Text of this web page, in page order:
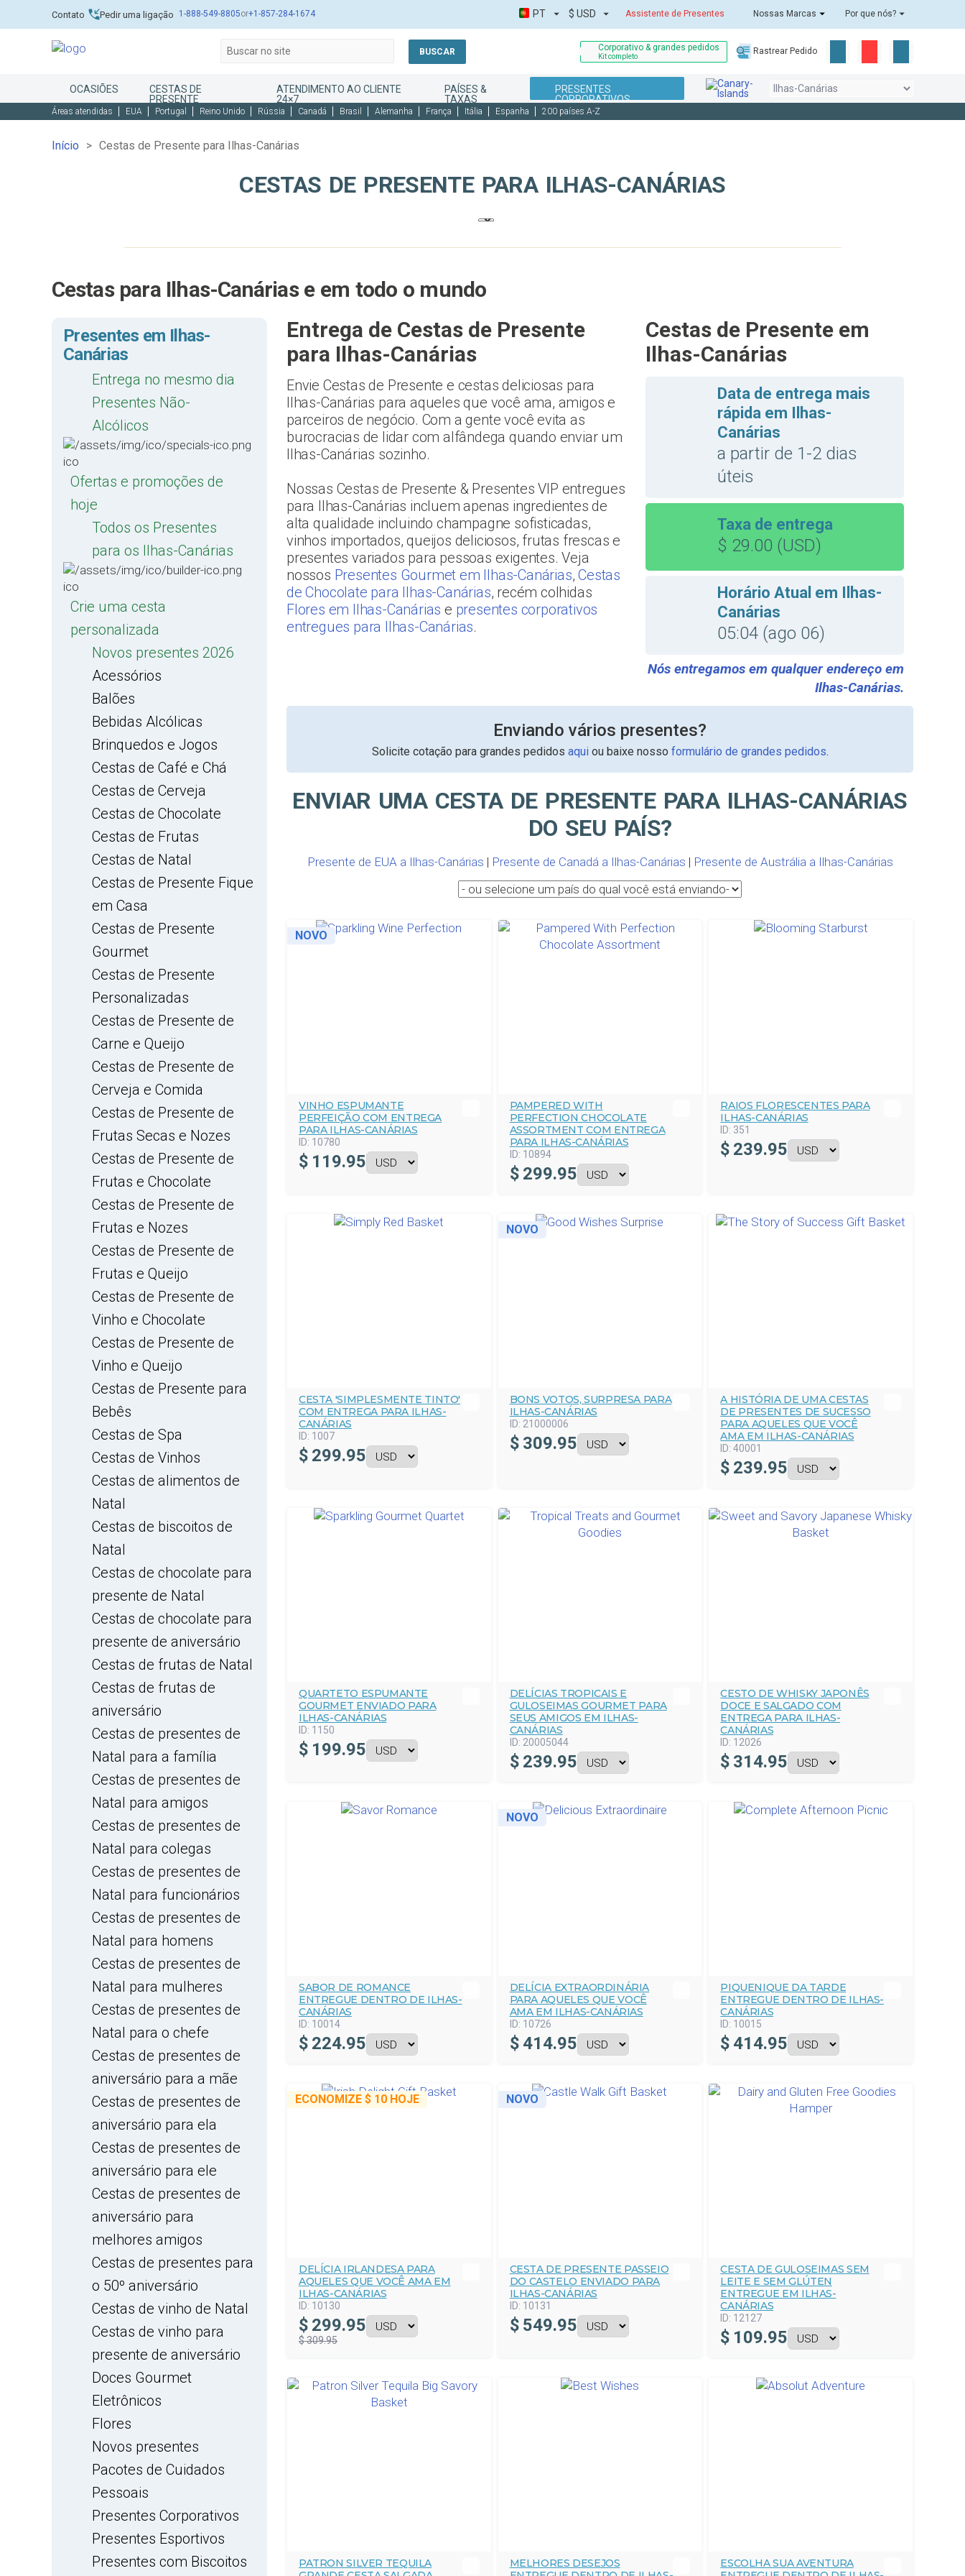
Contato Pedir uma ligação 1-888-549-8805or+1-857-284-1674 Assistente de Presentes Nossas Marcas Por que nós?
PT $ USD
BUSCAR Corporativo & grandes pedidos
Kit completo
Rastrear Pedido
OCASIÕES
CESTAS DE
PRESENTE
ATENDIMENTO AO CLIENTE
24×7
PAÍSES &
TAXAS
PRESENTES
CORPORATIVOS
Áreas atendidas EUA Portugal Reino Unido Rússia Canadá Brasil Alemanha França Itália Espanha 200 países A-Z
Início Cestas de Presente para Ilhas-Canárias
CESTAS DE PRESENTE PARA ILHAS-CANÁRIAS
Cestas para Ilhas-Canárias e em todo o mundo
Presentes em Ilhas-
Canárias
Entrega no mesmo dia
Presentes Não-
Alcólicos
Ofertas e promoções de
hoje
Todos os Presentes
para os Ilhas-Canárias
Crie uma cesta
personalizada
Novos presentes 2026
Acessórios
Balões
Bebidas Alcólicas
Brinquedos e Jogos
Cestas de Café e Chá
Cestas de Cerveja
Cestas de Chocolate
Cestas de Frutas
Cestas de Natal
Cestas de Presente Fique
em Casa
Cestas de Presente
Gourmet
Cestas de Presente
Personalizadas
Cestas de Presente de
Carne e Queijo
Cestas de Presente de
Cerveja e Comida
Cestas de Presente de
Frutas Secas e Nozes
Cestas de Presente de
Frutas e Chocolate
Cestas de Presente de
Frutas e Nozes
Cestas de Presente de
Frutas e Queijo
Cestas de Presente de
Vinho e Chocolate
Cestas de Presente de
Vinho e Queijo
Cestas de Presente para
Bebês
Cestas de Spa
Cestas de Vinhos
Cestas de alimentos de
Natal
Cestas de biscoitos de
Natal
Cestas de chocolate para
presente de Natal
Cestas de chocolate para
presente de aniversário
Cestas de frutas de Natal
Cestas de frutas de
aniversário
Cestas de presentes de
Natal para a família
Cestas de presentes de
Natal para amigos
Cestas de presentes de
Natal para colegas
Cestas de presentes de
Natal para funcionários
Cestas de presentes de
Natal para homens
Cestas de presentes de
Natal para mulheres
Cestas de presentes de
Natal para o chefe
Cestas de presentes de
aniversário para a mãe
Cestas de presentes de
aniversário para ela
Cestas de presentes de
aniversário para ele
Cestas de presentes de
aniversário para
melhores amigos
Cestas de presentes para
o 50º aniversário
Cestas de vinho de Natal
Cestas de vinho para
presente de aniversário
Doces Gourmet
Eletrônicos
Flores
Novos presentes
Pacotes de Cuidados
Pessoais
Presentes Corporativos
Presentes Esportivos
Presentes com Biscoitos
Entrega de Cestas de Presente
para Ilhas-Canárias
Envie Cestas de Presente e cestas deliciosas para
Ilhas-Canárias para aqueles que você ama, amigos e
parceiros de negócio. Com a gente você evita as
burocracias de lidar com alfândega quando enviar um
Ilhas-Canárias sozinho.
Nossas Cestas de Presente & Presentes VIP entregues
para Ilhas-Canárias incluem apenas ingredientes de
alta qualidade incluindo champagne sofisticadas,
vinhos importados, queijos deliciosos, frutas frescas e
presentes variados para pessoas exigentes. Veja
nossos Presentes Gourmet em Ilhas-Canárias,Cestas
de Chocolate para Ilhas-Canárias, recém colhidas
Flores em Ilhas-Canárias e presentes corporativos
entregues para Ilhas-Canárias.
Cestas de Presente em
Ilhas-Canárias
Data de entrega mais
rápida em Ilhas-
Canárias
a partir de 1-2 dias
úteis
Taxa de entrega
$ 29.00 (USD)
Horário Atual em Ilhas-
Canárias
05:04 (ago 06)
Nós entregamos em qualquer endereço em
Ilhas-Canárias.
Enviando vários presentes?
Solicite cotação para grandes pedidos aquiou baixe nosso formulário de grandes pedidos.
ENVIAR UMA CESTA DE PRESENTE PARA ILHAS-CANÁRIAS
DO SEU PAÍS?
Presente de EUA a Ilhas-Canárias | Presente de Canadá a Ilhas-Canárias | Presente de Austrália a Ilhas-Canárias
NOVO
VINHO ESPUMANTE
PERFEIÇÃO COM ENTREGA
PARA ILHAS-CANÁRIAS
ID: 10780
$ 119.95
PAMPERED WITH
PERFECTION CHOCOLATE
ASSORTMENT COM ENTREGA
PARA ILHAS-CANÁRIAS
ID: 10894
$ 299.95
RAIOS FLORESCENTES PARA
ILHAS-CANÁRIAS
ID: 351
$ 239.95
CESTA 'SIMPLESMENTE TINTO'
COM ENTREGA PARA ILHAS-
CANÁRIAS
ID: 1007
$ 299.95
NOVO
BONS VOTOS, SURPRESA PARA
ILHAS-CANÁRIAS
ID: 21000006
$ 309.95
A HISTÓRIA DE UMA CESTAS
DE PRESENTES DE SUCESSO
PARA AQUELES QUE VOCÊ
AMA EM ILHAS-CANÁRIAS
ID: 40001
$ 239.95
QUARTETO ESPUMANTE
GOURMET ENVIADO PARA
ILHAS-CANÁRIAS
ID: 1150
$ 199.95
DELÍCIAS TROPICAIS E
GULOSEIMAS GOURMET PARA
SEUS AMIGOS EM ILHAS-
CANÁRIAS
ID: 20005044
$ 239.95
CESTO DE WHISKY JAPONÊS
DOCE E SALGADO COM
ENTREGA PARA ILHAS-
CANÁRIAS
ID: 12026
$ 314.95
SABOR DE ROMANCE
ENTREGUE DENTRO DE ILHAS-
CANÁRIAS
ID: 10014
$ 224.95
NOVO
DELÍCIA EXTRAORDINÁRIA
PARA AQUELES QUE VOCÊ
AMA EM ILHAS-CANÁRIAS
ID: 10726
$ 414.95
PIQUENIQUE DA TARDE
ENTREGUE DENTRO DE ILHAS-
CANÁRIAS
ID: 10015
$ 414.95
ECONOMIZE $ 10 HOJE
DELÍCIA IRLANDESA PARA
AQUELES QUE VOCÊ AMA EM
ILHAS-CANÁRIAS
ID: 10130
$ 299.95
$ 309.95
NOVO
CESTA DE PRESENTE PASSEIO
DO CASTELO ENVIADO PARA
ILHAS-CANÁRIAS
ID: 10131
$ 549.95
CESTA DE GULOSEIMAS SEM
LEITE E SEM GLÚTEN
ENTREGUE EM ILHAS-
CANÁRIAS
ID: 12127
$ 109.95
PATRON SILVER TEQUILA
MELHORES DESEJOS
ESCOLHA SUA AVENTURA